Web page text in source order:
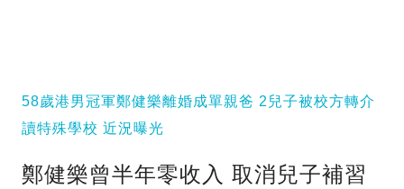
58歲港男冠軍鄭健樂離婚成單親爸 2兒子被校方轉介
讀特殊學校 近況曝光
鄭健樂曾半年零收入 取消兒子補習